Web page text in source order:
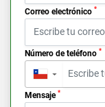
Correo electrónico *
Número de teléfono *
▼
Mensaje *